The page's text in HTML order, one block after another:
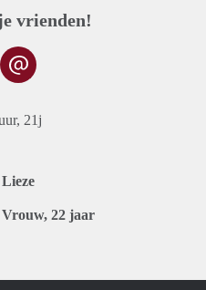
vrienden!
21j
Lieze
Vrouw, 22 jaar